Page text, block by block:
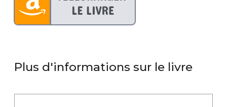
Plus d'informations sur le livre